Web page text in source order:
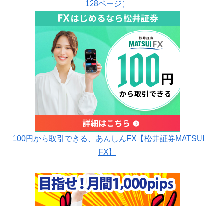
128ページ）
100円から取引できる、あんしんFX【松井証券MATSUI
FX】